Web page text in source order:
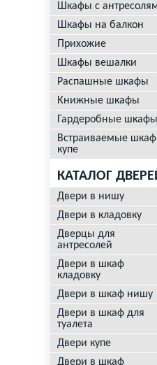
Шкафы с
Шкафы на балкон
Прихожие
Шкафы вешалки
Распашные шкафы
Книжные шкафы
Гардеробные шкафы
Встраиваемые
купе
КАТАЛОГ
Двери в нишу
Двери в кладовку
Дверцы для
антресолей
Двери в шкаф
кладовку
Двери в шкаф нишу
Двери в шкаф для
туалета
Двери купе
Двери в шкаф